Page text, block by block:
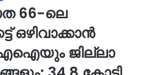
66-ലെ
ഒഴിവാക്കാൻ
ജില്ലാ